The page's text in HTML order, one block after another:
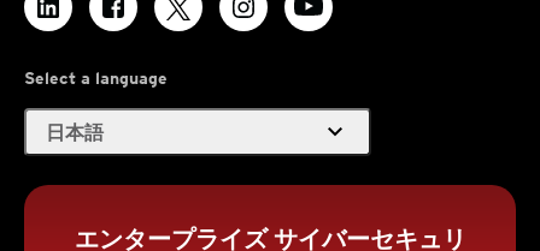
Select a language
日本語 expand_more
エンタープライズ サイバーセキュリ